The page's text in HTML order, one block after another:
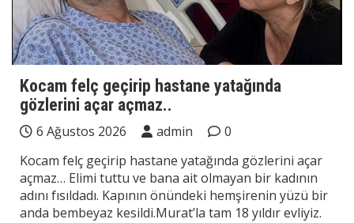
Kocam felç geçirip hastane yatağında
gözlerini açar açmaz..
6 Ağustos 2026 admin
0
Kocam felç geçirip hastane yatağında gözlerini açar
açmaz… Elimi tuttu ve bana ait olmayan bir kadının
adını fısıldadı. Kapının önündeki hemşirenin yüzü bir
anda bembeyaz kesildi.Murat’la tam 18 yıldır evliyiz.